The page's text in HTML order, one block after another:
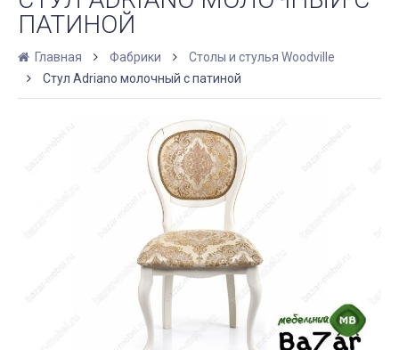
ПАТИНОЙ
Главная Фабрики
Столы и стулья Woodville
Стул Adriano молочный с патиной